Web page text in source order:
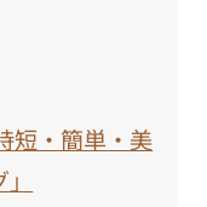
短・簡単・美